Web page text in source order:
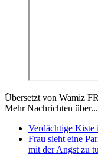
Übersetzt von Wamiz FR
Mehr Nachrichten über...
Verdächtige Kiste
Frau sieht eine
mit der Angst zu